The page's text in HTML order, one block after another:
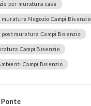
per muratura casa
muratura Negozio Campi Bisenzio
post muratura Campi Bisenzio
Campi Bisenzio
Campi Bisenzio